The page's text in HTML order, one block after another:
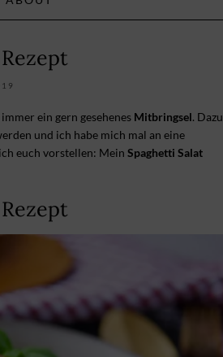
ein gern gesehenes Mitbringsel. Dazu
und ich habe mich mal an eine
euch vorstellen: Mein Spaghetti Salat